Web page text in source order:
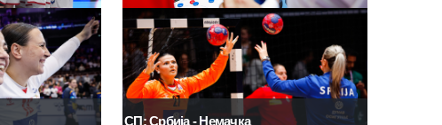
СП: Србија - Немачка